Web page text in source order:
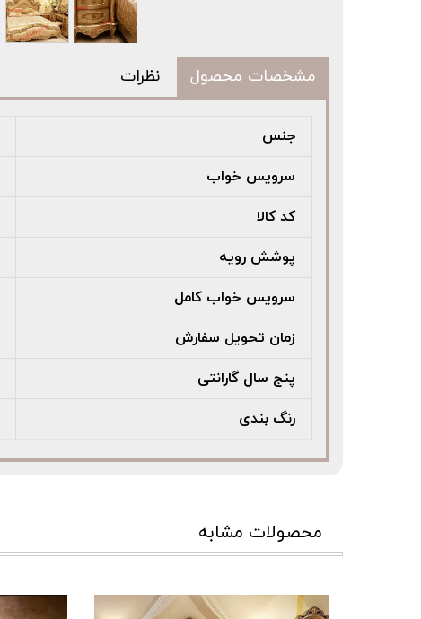
مشخصات محصول نظرات
جنس
سرویس خواب
کد کالا
پوشش رویه
سرویس خواب کامل
زمان تحویل سفارش
پنج سال گارانتی
رنگ بندی
محصولات مشابه